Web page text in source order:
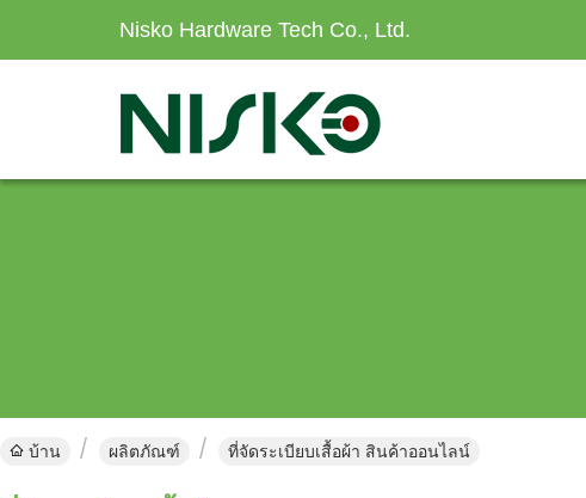
Nisko Hardware Tech Co., Ltd.
บ้าน ผลิตภัณฑ์ ที่จัดระเบียบเสื้อผ้า สินค้าออนไลน์